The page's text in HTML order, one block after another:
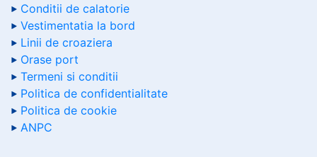
Conditii de calatorie
Vestimentatia la bord
Linii de croaziera
Orase port
Termeni si conditii
Politica de confidentialitate
Politica de cookie
ANPC